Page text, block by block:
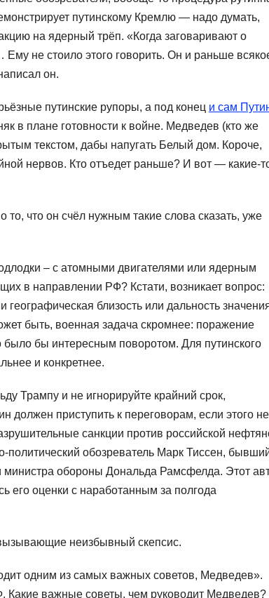
путинскому Кремлю — надо думать,
на ядерный трёп. «Когда заговаривают о
не стоило этого говорить. Он и раньше
он.
путинские рупоры, а под конец и сам
в плане готовности к войне. Медведев (кто же
текстом, дабы напугать Белый дом. Короче,
нервов. Кто отъедет раньше? И вот — какие-
что он счёл нужным такие слова сказать, уже
– с атомными двигателями или ядерным
в направлении РФ? Кстати, возникает вопрос:
близость или дальность
быть, военная задача скромнее: поражение
бы интересным поворотом. Для путинского
и конкретнее.
Трампу и не игнорируйте крайний срок,
должен приступить к переговорам, если этого не
санкции против российской
обозреватель Марк Тиссен,
обороны Дональда Рамсфелда. Этот
его оценки с наработанным за полгода
неизбывный скепсис.
одним из самых важных советов, Медведев».
важные советы, чем руководит Медведев?